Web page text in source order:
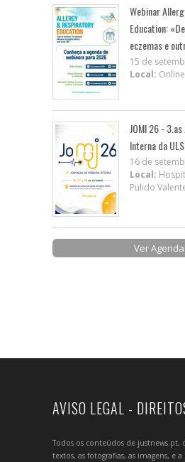
Webinar
Education:
eczemas e
15 de
Local: Online
JOMI 26 -
Interna da
16 de
Local:
Pulido
Ver Agenda
AVISO LEGAL -
Todos os conteúdos de justnews.pt,
textos, as fotografias, as imagens, e